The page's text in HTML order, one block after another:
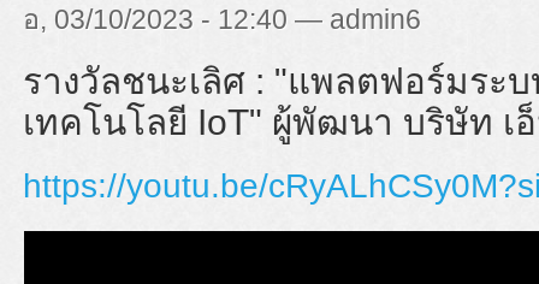
อ, 03/10/2023 - 12:40 — admin6
รางวัลชนะเลิศ : "แพลตฟอร์มระบ
เทคโนโลยี IoT" ผู้พัฒนา บริษัท เ
https://youtu.be/